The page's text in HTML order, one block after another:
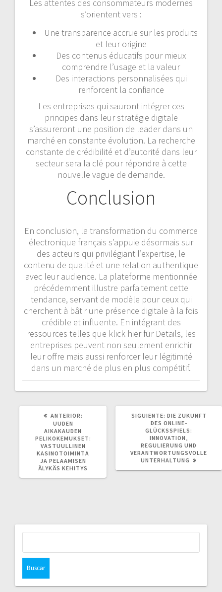
Les attentes des consommateurs modernes
s’orientent vers :
Une transparence accrue sur les produits
et leur origine
Des contenus éducatifs pour mieux
comprendre l’usage et la valeur
Des interactions personnalisées qui
renforcent la confiance
Les entreprises qui sauront intégrer ces
principes dans leur stratégie digitale
s’assureront une position de leader dans un
marché en constante évolution. La recherche
constante de crédibilité et d’autorité dans leur
secteur sera la clé pour répondre à cette
nouvelle vague de demande.
Conclusion
En conclusion, la transformation du commerce
électronique français s’appuie désormais sur
des acteurs qui privilégiant l’expertise, le
contenu de qualité et une relation authentique
avec leur audience. La plateforme mentionnée
précédemment illustre parfaitement cette
tendance, servant de modèle pour ceux qui
cherchent à bâtir une présence digitale à la fois
crédible et influente. En intégrant des
ressources telles que klick hier für Details, les
entreprises peuvent non seulement enrichir
leur offre mais aussi renforcer leur légitimité
dans un marché de plus en plus compétitif.
ANTERIOR:
UUDEN
AIKAKAUDEN
PELIKOKEMUKSET:
VASTUULLINEN
KASINOTOIMINTA
JA PELAAMISEN
ÄLYKÄS KEHITYS
SIGUIENTE: SIGUIENTE
POST:
DIE ZUKUNFT
DES ONLINE-
GLÜCKSSPIELS:
INNOVATION,
REGULIERUNG UND
VERANTWORTUNGSVOLLE
UNTERHALTUNG